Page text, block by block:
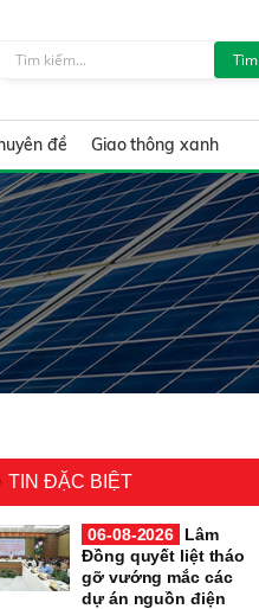
Tìm
đề Giao thông xanh
TIN ĐẶC BIỆT
06-08-2026
Lâm
Đồng quyết liệt tháo
gỡ vướng mắc các
dự án nguồn điện